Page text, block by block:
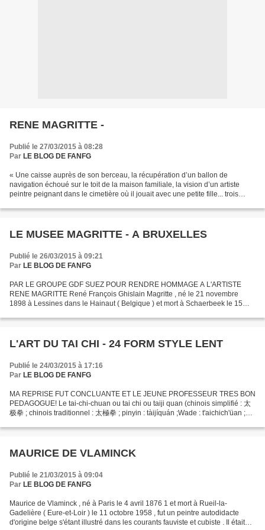
RENE MAGRITTE -
Publié le 27/03/2015 à 08:28
Par LE BLOG DE FANFG
« Une caisse auprès de son berceau, la récupération d’un ballon de
navigation échoué sur le toit de la maison familiale, la vision d’un artiste
peintre peignant dans le cimetière où il jouait avec une petite fille... trois
LE MUSEE MAGRITTE - A BRUXELLES
Publié le 26/03/2015 à 09:21
Par LE BLOG DE FANFG
PAR LE GROUPE GDF SUEZ POUR RENDRE HOMMAGE A L'ARTISTE
RENE MAGRITTE René François Ghislain Magritte , né le 21 novembre
1898 à Lessines dans le Hainaut ( Belgique ) et mort à Schaerbeek le 15
L'ART DU TAI CHI - 24 FORM STYLE LENT
Publié le 24/03/2015 à 17:16
Par LE BLOG DE FANFG
MA REPRISE FUT CONCLUANTE ET LE JEUNE PROFESSEUR TRES BON
PEDAGOGUE! Le tai-chi-chuan ou tai chi ou taiji quan (chinois simplifié : 太
极拳 ; chinois traditionnel : 太極拳 ; pinyin : tàijíquán ;Wade : t'aichich'üan ;
MAURICE DE VLAMINCK
Publié le 21/03/2015 à 09:04
Par LE BLOG DE FANFG
Maurice de Vlaminck , né à Paris le 4 avril 1876 1 et mort à Rueil-la-
Gadelière ( Eure-et-Loir ) le 11 octobre 1958 , fut un peintre autodidacte
d'origine belge s'étant illustré dans les courants fauviste et cubiste . Il était